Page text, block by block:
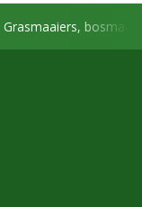
Grasmaaiers,